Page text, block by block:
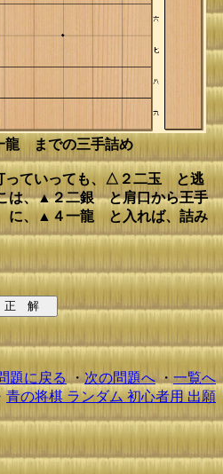
までの三手詰め
ていっても、△２二玉 と逃
は、▲２二銀 と肩口から王手
に、▲４一龍 と入れば、詰み
題に戻る・ 次の問題へ・ 一覧へ
青の将棋 ランダム 初心者用 出願